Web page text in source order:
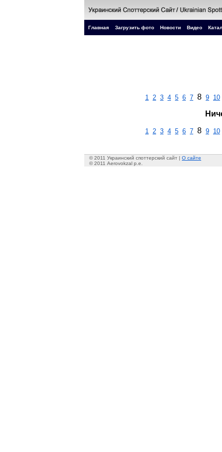
Главная Загрузить фото Новости Видео
1 2 3 4 5 6 7 8 9 10
1 2 3 4 5 6 7 8 9 10
© 2011 Украинский споттерский сайт | О сайте
© 2011 Aerovokzal p.e.